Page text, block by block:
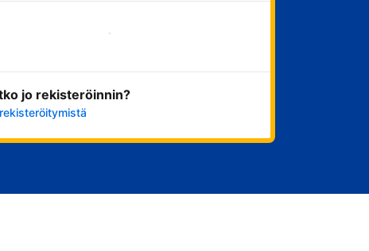
Aloita nyt
jo rekisteröinnin?